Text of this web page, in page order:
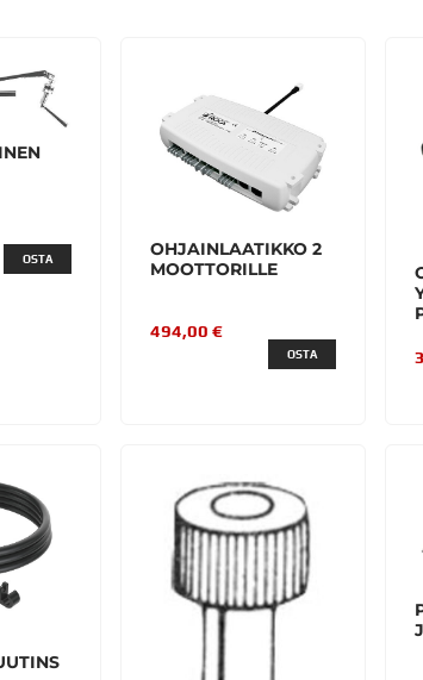
OSTA
OHJAINLAATIKKO 2
MOOTTORILLE
494,00 €
OSTA